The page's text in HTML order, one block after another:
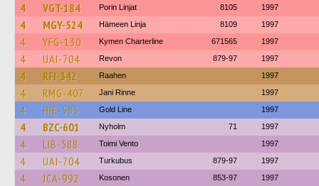
4 VGT-184 Porin Linjat 8105 1997
4 MGY-524 Hämeen Linja 8109 1997
4 YFG-130 Kymen Charterline 671565 1997
4 UAI-704 Revon 879-97 1997
4 RFI-342 Raahen 1997
4 RMG-407 Jani Rinne 1997
4 HIE-585 Gold Line 1997
4 BZC-601 Nyholm 71 1997
4 LIB-588 Toimi Vento 1997
4 UAI-704 Turkubus 879-97 1997
4 JCA-992 Kosonen 853-97 1997